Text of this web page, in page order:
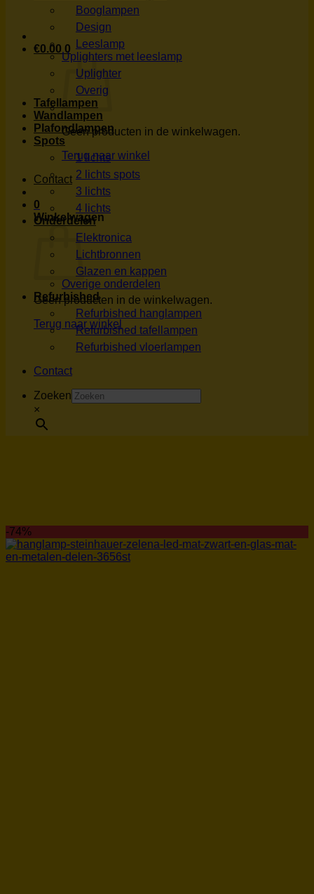
€0.00 0
Geen producten in de winkelwagen.
Terug naar winkel
Contact
0
Winkelwagen
Geen producten in de winkelwagen.
Terug naar winkel
Booglampen
Design
Leeslamp
Uplighters met leeslamp
Uplighter
Overig
Tafellampen
Wandlampen
Plafondlampen
Spots
1 lichts
2 lichts spots
3 lichts
4 lichts
Onderdelen
Elektronica
Lichtbronnen
Glazen en kappen
Overige onderdelen
Refurbished
Refurbished hanglampen
Refurbished tafellampen
Refurbished vloerlampen
Contact
Zoeken
×
-74%